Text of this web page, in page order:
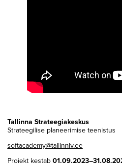
Tallinna Strateegiakeskus
Strateegilise planeerimise teenistus
softacademy@tallinnlv.ee
Projekt kestab